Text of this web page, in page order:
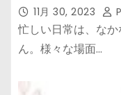
11月 30, 2023
忙しい日常は、な
ん。様々な場面…